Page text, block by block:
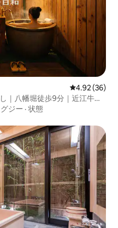
レビュー36
4.92 (36)
｜八幡堀徒歩9分｜近江牛名
箇所｜P2台
ジー · 状態